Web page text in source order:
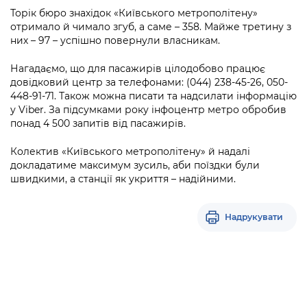
Торік бюро знахідок «Київського метрополітену»
отримало й чимало згуб, а саме – 358. Майже третину з
них – 97 – успішно повернули власникам.
Нагадаємо, що для пасажирів цілодобово працює
довідковий центр за телефонами: (044) 238-45-26, 050-
448-91-71. Також можна писати та надсилати інформацію
у Viber. За підсумками року інфоцентр метро обробив
понад 4 500 запитів від пасажирів.
Колектив «Київського метрополітену» й надалі
докладатиме максимум зусиль, аби поїздки були
швидкими, а станції як укриття – надійними.
Надрукувати